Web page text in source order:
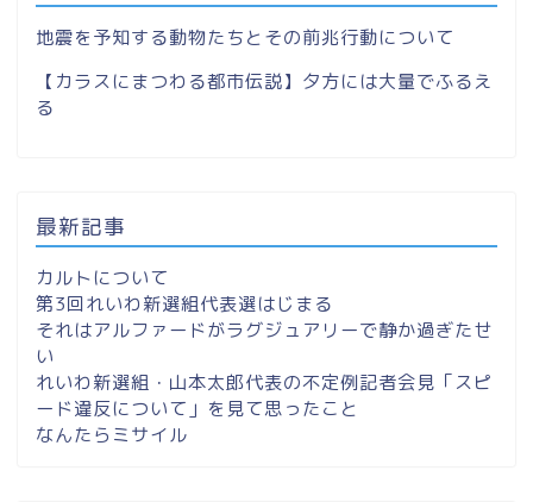
地震を予知する動物たちとその前兆行動について
【カラスにまつわる都市伝説】夕方には大量でふるえ
る
最新記事
カルトについて
第3回れいわ新選組代表選はじまる
それはアルファードがラグジュアリーで静か過ぎたせ
い
れいわ新選組・山本太郎代表の不定例記者会見「スピ
ード違反について」を見て思ったこと
なんたらミサイル